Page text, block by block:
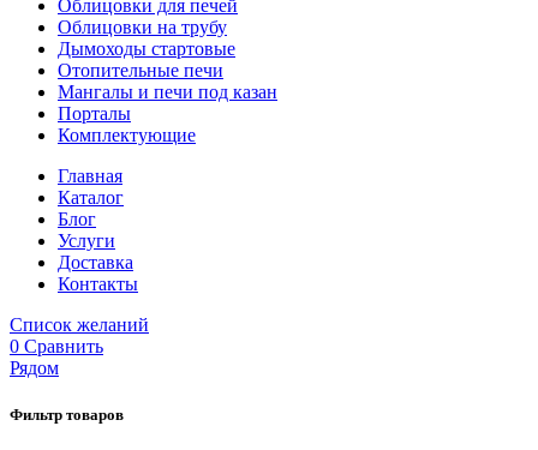
Облицовки для печей
Облицовки на трубу
Дымоходы стартовые
Отопительные печи
Мангалы и печи под казан
Порталы
Комплектующие
Главная
Каталог
Блог
Услуги
Доставка
Контакты
Список желаний
0 Сравнить
Рядом
Фильтр товаров